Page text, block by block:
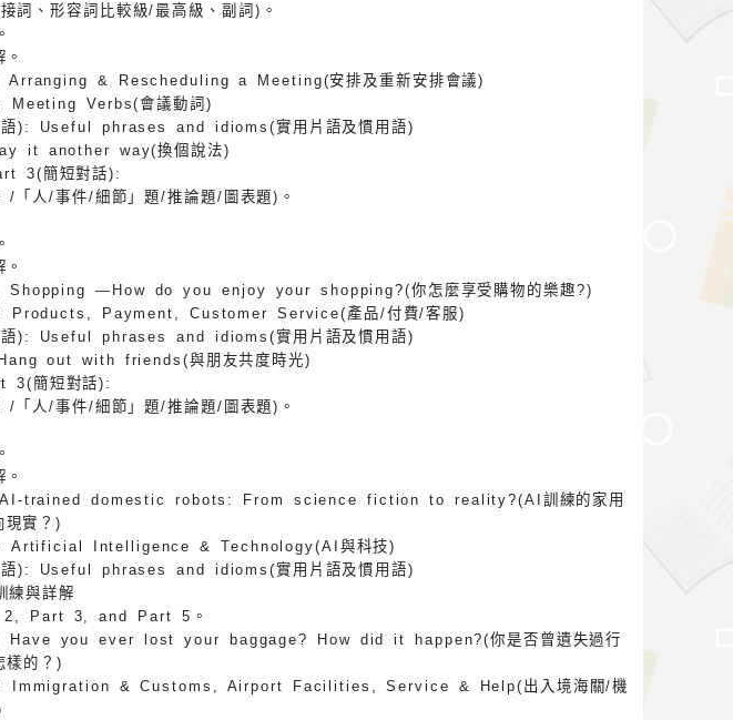
詞、形容詞比較級/最高級、副詞)。
& Rescheduling a Meeting(安排及重新安排會議)
Meeting Verbs(會議動詞)
): Useful phrases and idioms(實用片語及慣用語)
it another way(換個說法)
3(簡短對話):
「人/事件/細節」題/推論題/圖表題)。
Shopping —How do you enjoy your shopping?(你怎麼享受購物的樂趣?)
Products, Payment, Customer Service(產品/付費/客服)
): Useful phrases and idioms(實用片語及慣用語)
out with friends(與朋友共度時光)
3(簡短對話):
「人/事件/細節」題/推論題/圖表題)。
trained domestic robots: From science fiction to reality?(AI訓練的家用
實？)
Artificial Intelligence & Technology(AI與科技)
): Useful phrases and idioms(實用片語及慣用語)
練與詳解
Part 3, and Part 5。
Have you ever lost your baggage? How did it happen?(你是否曾遺失過行
樣的？)
Immigration & Customs, Airport Facilities, Service & Help(出入境海關/機